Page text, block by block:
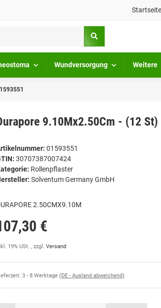
Startseite
Wundversorgung Weitere
9.10Mx2.50Cm - (12
01593551
30707387007424
Rollenpflaster
Solventum Germany GmbH
2.50CMX9.10M
€
19% USt. , zzgl. Versand
3 - 8 Werktage (DE - Ausland abweichend)